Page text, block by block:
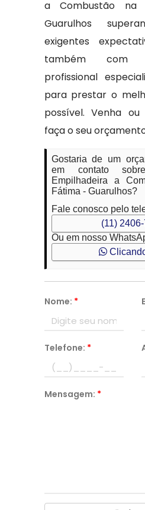
a Combustão
Guarulhos
exigentes
também com
profissional
para prestar o
possível. Venha
faça o seu
Gostaria de um
em contato
Empilhadeira a
Fátima - Guarulhos?
Fale conosco pelo
(11)
Ou em nosso
Nome: *
Telefone: *
Mensagem: *